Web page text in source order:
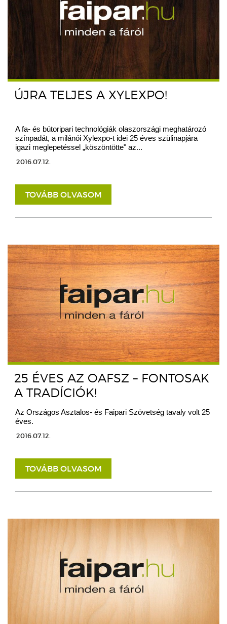
ÚJRA TELJES A XYLEXPO!
A fa- és bútoripari technológiák olaszországi meghatározó
színpadát, a milánói Xylexpo-t idei 25 éves szülinapjára
igazi meglepetéssel „köszöntötte" az...
2016.07.12.
TOVÁBB OLVASOM
25 ÉVES AZ OAFSZ – FONTOSAK
A TRADÍCIÓK!
Az Országos Asztalos- és Faipari Szövetség tavaly volt 25
éves.
2016.07.12.
TOVÁBB OLVASOM